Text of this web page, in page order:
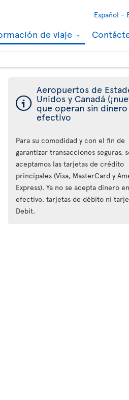
Español -
de viaje
ý
Aeropuertos de
Unidos y Canadá
que operan sin
efectivo
Para su comodidad y con el fin de
garantizar transacciones seguras,
aceptamos las tarjetas de crédito
principales (Visa, MasterCard y
Express). Ya no se acepta dinero en
efectivo, tarjetas de débito ni
Debit.